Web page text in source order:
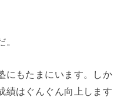
にもたまにいます。しか
績はぐんぐん向上します